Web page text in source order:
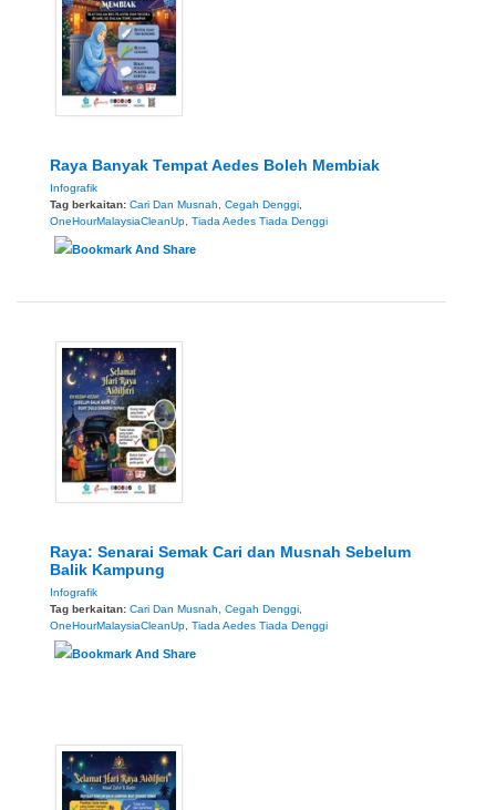
Raya Banyak Tempat Aedes Boleh Membiak
Infografik
Tag berkaitan: Cari Dan Musnah Cegah Denggi
OneHourMalaysiaCleanUp Tiada Aedes Tiada Denggi
Raya: Senarai Semak Cari dan Musnah Sebelum
Balik Kampung
Infografik
Tag berkaitan: Cari Dan Musnah, Cegah Denggi,
OneHourMalaysiaCleanUp, Tiada Aedes Tiada Denggi